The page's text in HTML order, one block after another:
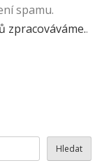
spamu.
zpracováváme..
Hledat